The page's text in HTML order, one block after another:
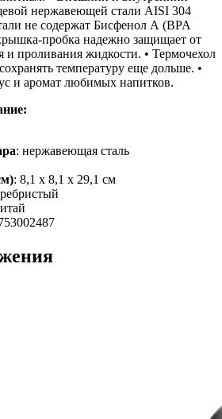
нержавеющей стали AISI 304
не содержат Бисфенол А (BPA
пробка надежно защищает от
и проливания жидкости. • Термочехол
температуру еще дольше. •
и аромат любимых напитков.
: нержавеющая cталь
: 8,1 x 8,1 x 29,1 см